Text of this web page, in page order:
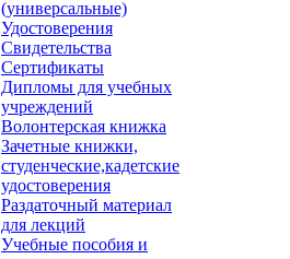
(универсальные)
Удостоверения
Свидетельства
Сертификаты
Дипломы для учебных
учреждений
Волонтерская книжка
Зачетные книжки,
студенческие,кадетские
удостоверения
Раздаточный материал
для лекций
Учебные пособия и